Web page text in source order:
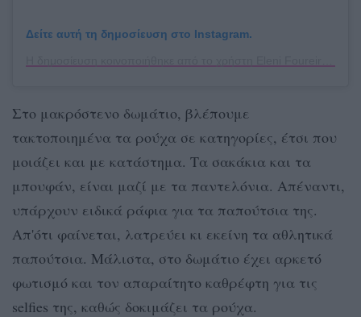
Δείτε αυτή τη δημοσίευση στο Instagram.
Στο μακρόστενο δωμάτιο, βλέπουμε
τακτοποιημένα τα ρούχα σε κατηγορίες, έτσι που
μοιάζει και με κατάστημα. Τα σακάκια και τα
μπουφάν, είναι μαζί με τα παντελόνια. Απέναντι,
υπάρχουν ειδικά ράφια για τα παπούτσια της.
Απ'ότι φαίνεται, λατρεύει κι εκείνη τα αθλητικά
παπούτσια. Μάλιστα, στο δωμάτιο έχει αρκετό
φωτισμό και τον απαραίτητο καθρέφτη για τις
selfies της, καθώς δοκιμάζει τα ρούχα.